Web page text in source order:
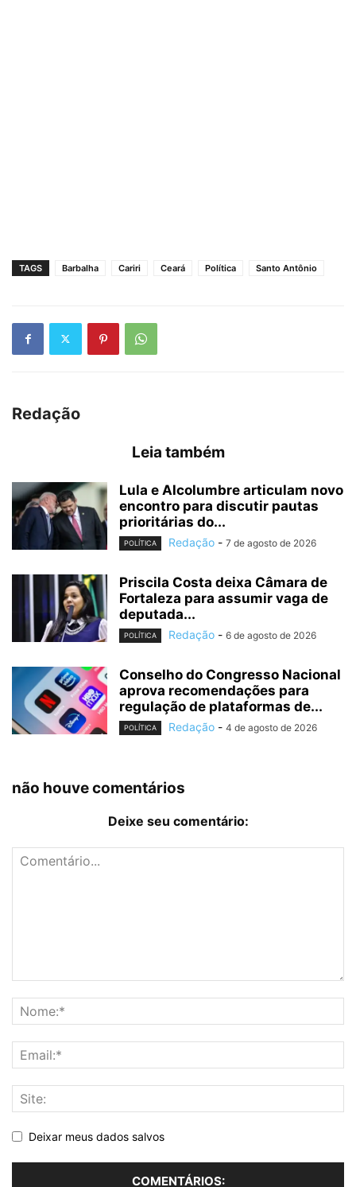
TAGS Barbalha Cariri Ceará Política Santo Antônio
Redação
Leia também
Lula e Alcolumbre articulam novo
encontro para discutir pautas
prioritárias do...
POLÍTICA Redação - 7 de agosto de 2026
Priscila Costa deixa Câmara de
Fortaleza para assumir vaga de
deputada...
POLÍTICA Redação - 6 de agosto de 2026
Conselho do Congresso Nacional
aprova recomendações para
regulação de plataformas de...
POLÍTICA Redação - 4 de agosto de 2026
não houve comentários
Deixe seu comentário:
Deixar meus dados salvos